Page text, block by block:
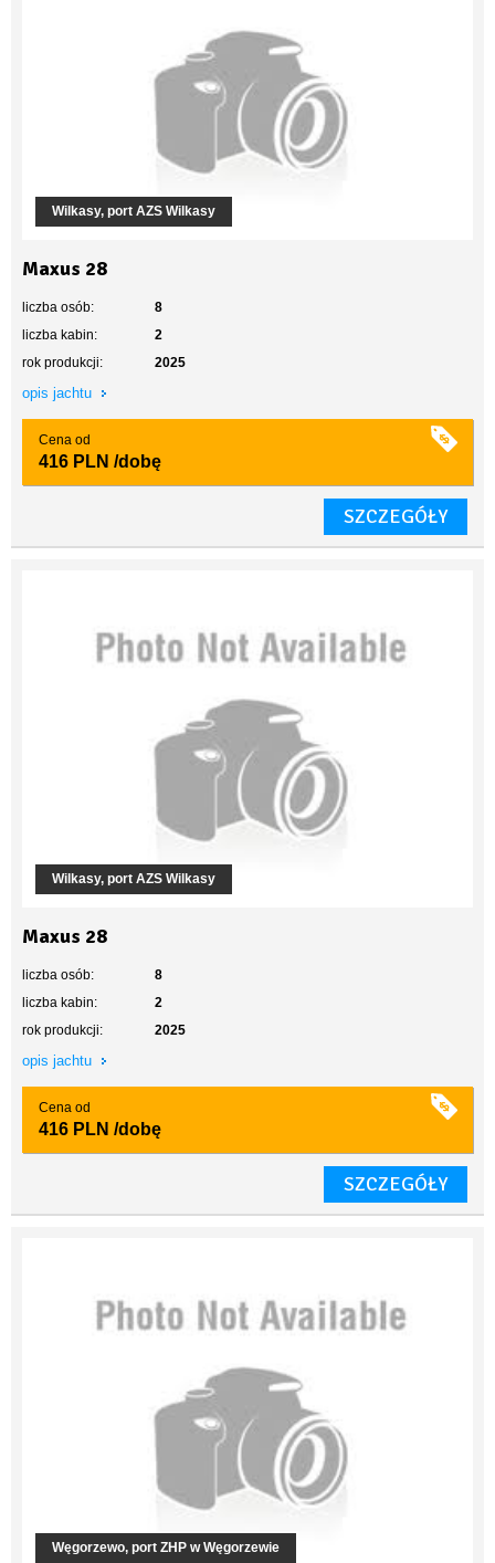
Wilkasy, port AZS Wilkasy
Maxus 28
liczba osób:
8
liczba kabin:
2
rok produkcji:
2025
opis jachtu
Cena od
416 PLN /dobę
SZCZEGÓŁY
Wilkasy, port AZS Wilkasy
Maxus 28
liczba osób:
8
liczba kabin:
2
rok produkcji:
2025
opis jachtu
Cena od
416 PLN /dobę
SZCZEGÓŁY
Węgorzewo, port ZHP w Węgorzewie